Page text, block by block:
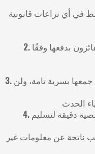
في أي نزاعات قانونية
2. لن يغطي المنظم أي ضرائب يلتزم الفائزون بدفعها وفقًا
3. سيتم الاحتفاظ بجميع البيانات التي تم جمعها بسرية تامة، ولن
4. يجب على الفائزين تقديم تفاصيل شخصية دقيقة لتسليم
ناتجة عن معلومات غير